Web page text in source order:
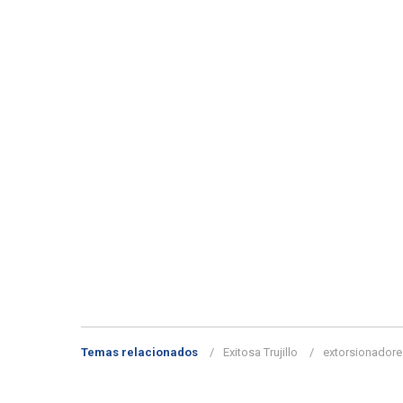
Temas relacionados Exitosa Trujillo